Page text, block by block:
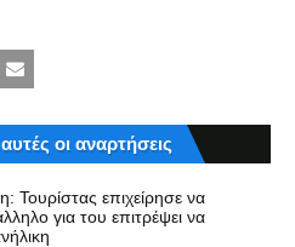
οι αναρτήσεις
Τουρίστας επιχείρησε να
για του επιτρέψει να